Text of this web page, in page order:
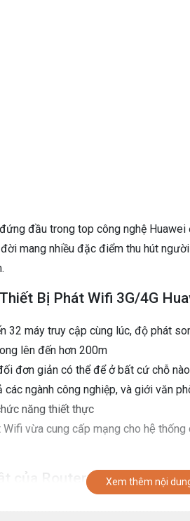
đầu trong top công nghệ
mang nhiều đặc điểm thu hút
Bị Phát Wifi 3G/4G
32 máy truy cập cùng lúc, độ phát
lên đến hơn 200m
đơn giản có thể để ở bất cứ chỗ
các ngành công nghiệp, và giới văn
năng thiết thực
vừa cung cấp mạng cho hệ
của Router Huawei B310
Xem thêm nội